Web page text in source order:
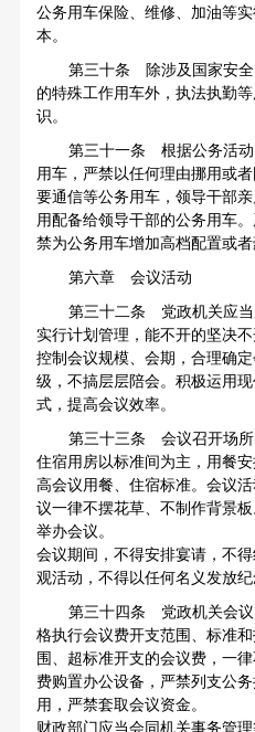
公务用车保险、维修、加油等
本。
第三十条 除涉及国家安全
的特殊工作用车外，执法执勤
识。
第三十一条 根据公务活动
用车，严禁以任何理由挪用或
要通信等公务用车，领导干部
用配备给领导干部的公务用车
禁为公务用车增加高档配置或者
第六章 会议活动
第三十二条 党政机关应当
实行计划管理，能不开的坚决
控制会议规模、会期，合理确
级，不搞层层陪会。积极运用
式，提高会议效率。
第三十三条 会议召开场所
住宿用房以标准间为主，用餐
高会议用餐、住宿标准。会议
议一律不摆花草、不制作背景
举办会议。
会议期间，不得安排宴请，不
观活动，不得以任何名义发放纪
第三十四条 党政机关会议
格执行会议费开支范围、标准
围、超标准开支的会议费，一
费购置办公设备，严禁列支公
用，严禁套取会议资金。
财政部门应当会同机关事务管